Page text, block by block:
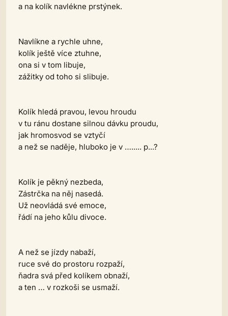
a na kolík navlékne prstýnek.
Navlíkne a rychle uhne,
kolík ještě více ztuhne,
ona si v tom libuje,
zážitky od toho si slibuje.
Kolík hledá pravou, levou hroudu
v tu ránu dostane silnou dávku proudu,
jak hromosvod se vztyčí
a než se naděje, hluboko je v …..... p...?
Kolík je pěkný nezbeda,
Zástrčka na něj nasedá.
Už neovládá své emoce,
řádí na jeho kůlu divoce.
A než se jízdy nabaží,
ruce své do prostoru rozpaží,
ňadra svá před kolíkem obnaží,
a ten … v rozkoši se usmaží.